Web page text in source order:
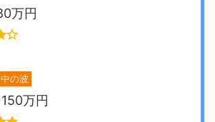
万円
の波
万円